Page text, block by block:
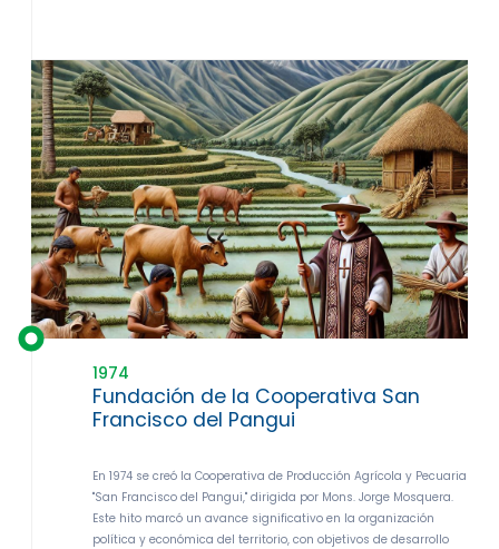
1974
Fundación de la Cooperativa San
Francisco del Pangui
En 1974 se creó la Cooperativa de Producción Agrícola y Pecuaria
"San Francisco del Pangui," dirigida por Mons. Jorge Mosquera.
Este hito marcó un avance significativo en la organización
política y económica del territorio, con objetivos de desarrollo